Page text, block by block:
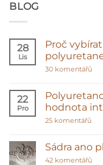
BLOG
28
Lis
Proč
30 komentářůu
22
Pro
hodnota
25 komentářůu
Sádra ano
42 komentářůu